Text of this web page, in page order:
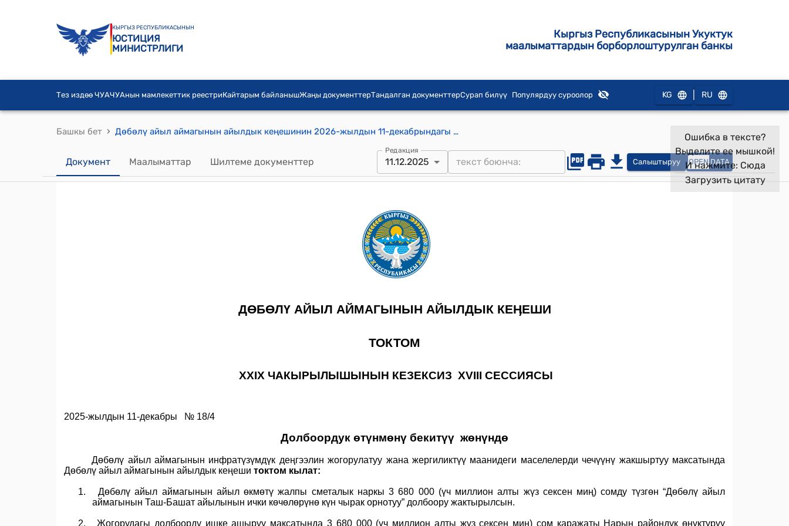
КЫРГЫЗ РЕСПУБЛИКАСЫНЫН
ЮСТИЦИЯ
МИНИСТРЛИГИ
Кыргыз Республикасынын Укуктук
маалыматтардын борборлоштурулган банкы
Тез издөө ЧУАЧУАнын мамлекеттик реестриКайтарым байланышЖаңы документтерТандалган документтерСурап билүү Популярдуу суроолор KG RU
Башкы бет › Дөбөлү айыл аймагынын айылдык кеңешинин 2026-жылдын 11-декабрындагы №18/4 "Долбоордук өтүнмөнү бекитүү жөнүндө" Токтому
Документ Маалыматтар Шилтеме документтер
Редакция
11.12.2025 Салыштыруу OPEN DATA
Ошибка в тексте?
Выделите ее мышкой!
И нажмите: Сюда
Загрузить цитату